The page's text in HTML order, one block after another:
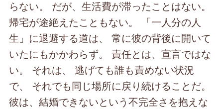
らない。 だが、生活費が滞ったことはない。
帰宅が途絶えたこともない。 「一人分の人
生」に退避する道は、 常に彼の背後に開いて
いたにもかかわらず。 責任とは、宣言ではな
い。 それは、 逃げても誰も責めない状況
で、 それでも同じ場所に戻り続けることだ。
彼は、結婚できないという不完全さを抱えな